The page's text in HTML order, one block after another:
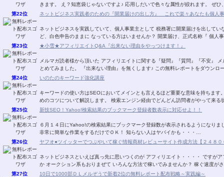
きます。 え？知恵袋じゃ
第22位
ネットビジネス実践者のための『開業届けの出し方』 これで楽々あなたも個人
ネットビジネスを実践していて、個人事業主として 税務署に開業届けを出していない人はいませんか？
ど、白色申告のままに なっている方はいませんか？ 開業
第23位
★小雪★アフィリエイトQ&A『出来ない理由をやっつけます！』
メルマガ読者様から頂いた アフィリエイトに関する『疑問』『質問』『不安』 メルマガ・
とめてみました。 『出来ない理由』を無くします♪ この無料
第24位
いのたのキーワード強化講座
キーワードの使い方はSEOにおいてメインとも言えるほど重要な意味を持ちます。 狙ったキーワードで検索エンジンに上位表示させ
めのコツについて解説します。 検索エンジン経由でどんどん訪問者
第25位
新技SEO！Yahoo!検索結果のブックマーク登録者数表示に対応せよ！！
６月１４日にYahoo!の検索結果にブックマーク登録数が表示されるようになり
非常に簡単な作業をするだけでＯＫ！ 知らない人はヤバイかも・・・…
第26位
ヤフオ●ツイッターでつぶやいて稼ぐ情報商材レビューサイト作成方法【２４８
ネットビジネスといえば真っ先に思いつくのが アフィリエイト・・・・ ですがアフィリエイトでも こんな オークション系はいかがです
か オークション系もおりまぜて いろんな方法で稼いでみませんか？
第27位
10日で1000部ＤＬメルぞうで新着2位の無料レポート配布戦略～実践編～